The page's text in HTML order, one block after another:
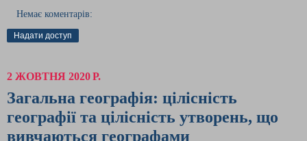
Немає коментарів:
Надати доступ
2 ЖОВТНЯ 2020 Р.
Загальна географія: цілісність
географії та цілісність утворень, що
вивчаються географами